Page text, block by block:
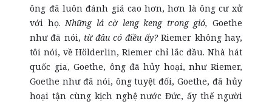
ông đã luôn đánh giá cao hơn, hơn là ông cư xử
với họ.Những lá cờ leng keng trong gió, Goethe
như đã nói, từ đâu có điều ấy?Riemer không hay,
tôi nói, về Hölderlin, Riemer chỉ lắc đầu. Nhà hát
quốc gia, Goethe, ông đã hủy hoại, như Riemer,
Goethe như đã nói, ông tuyệt đối, Goethe, đã hủy
hoại tận cùng kịch nghệ nước Đức, ấy thế người